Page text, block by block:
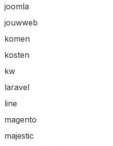
joomla
jouwweb
komen
kosten
kw
laravel
line
magento
majestic